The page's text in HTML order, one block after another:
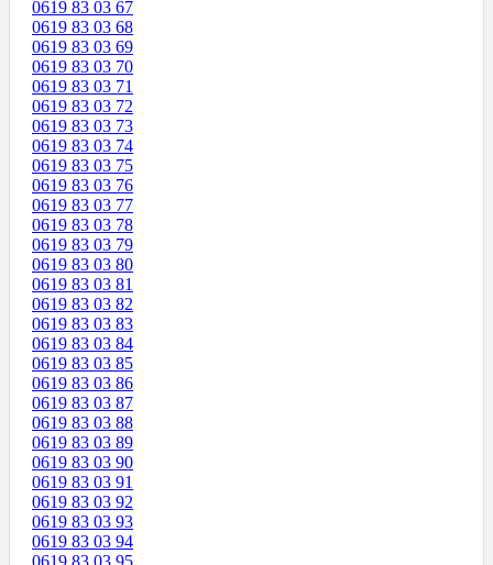
0619 83 03 67
0619 83 03 68
0619 83 03 69
0619 83 03 70
0619 83 03 71
0619 83 03 72
0619 83 03 73
0619 83 03 74
0619 83 03 75
0619 83 03 76
0619 83 03 77
0619 83 03 78
0619 83 03 79
0619 83 03 80
0619 83 03 81
0619 83 03 82
0619 83 03 83
0619 83 03 84
0619 83 03 85
0619 83 03 86
0619 83 03 87
0619 83 03 88
0619 83 03 89
0619 83 03 90
0619 83 03 91
0619 83 03 92
0619 83 03 93
0619 83 03 94
0619 83 03 95